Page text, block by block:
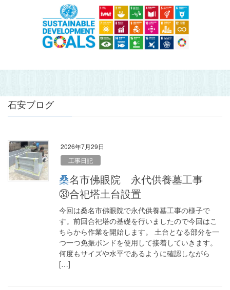
石安ブログ
2026年7月29日
工事日記
桑名市佛眼院 永代供養墓工事
㉝合祀塔土台設置
今回は桑名市佛眼院で永代供養墓工事の様子で
す。前回合祀塔の基礎を行いましたので今回はこ
ちらから作業を開始します。 土台となる部分を一
つ一つ免振ボンドを使用して接着していきます。
何度もサイズや水平であるように確認しながら
[…]